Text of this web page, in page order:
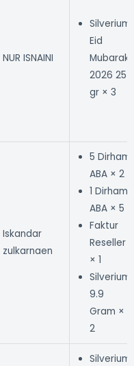
NUR ISNAINI
Silverium
Eid
Mubarak
2026 25
gr × 3
Iskandar
zulkarnaen
5 Dirham
ABA × 2
1 Dirham
ABA × 5
Faktur
Reseller
× 1
Silverium
9.9
Gram ×
2
Silverium